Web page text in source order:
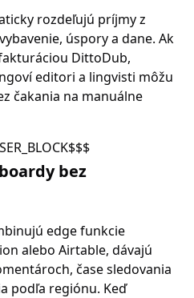
rozdeľujú príjmy z
úspory a dane. Ak
DittoDub,
editori a lingvisti môžu
čakania na manuálne
bez
edge funkcie
alebo Airtable, dávajú
čase sledovania
podľa regiónu. Keď